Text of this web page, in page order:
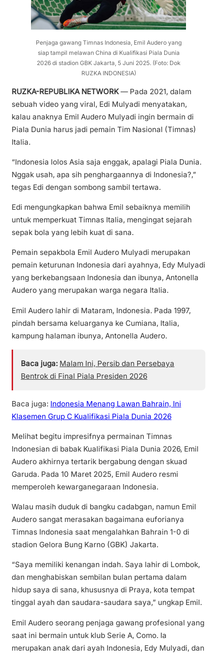
Penjaga gawang Timnas Indonesia, Emil Audero yang
siap tampil melawan China di Kualifikasi Piala Dunia
2026 di stadion GBK Jakarta, 5 Juni 2025. (Foto: Dok
RUZKA INDONESIA)
RUZKA-REPUBLIKA NETWORK— Pada 2021, dalam
sebuah video yang viral, Edi Mulyadi menyatakan,
kalau anaknya Emil Audero Mulyadi ingin bermain di
Piala Dunia harus jadi pemain Tim Nasional (Timnas)
Italia.
“Indonesia lolos Asia saja enggak, apalagi Piala Dunia.
Nggak usah, apa sih penghargaannya di Indonesia?,”
tegas Edi dengan sombong sambil tertawa.
Edi mengungkapkan bahwa Emil sebaiknya memilih
untuk memperkuat Timnas Italia, mengingat sejarah
sepak bola yang lebih kuat di sana.
Pemain sepakbola Emil Audero Mulyadi merupakan
pemain keturunan Indonesia dari ayahnya, Edy Mulyadi
yang berkebangsaan Indonesia dan ibunya, Antonella
Audero yang merupakan warga negara Italia.
Emil Audero lahir di Mataram, Indonesia. Pada 1997,
pindah bersama keluarganya ke Cumiana, Italia,
kampung halaman ibunya, Antonella Audero.
Baca juga: Malam Ini, Persib dan Persebaya
Bentrok di Final Piala Presiden 2026
Baca juga: Indonesia Menang Lawan Bahrain, Ini
Klasemen Grup C Kualifikasi Piala Dunia 2026
Melihat begitu impresifnya permainan Timnas
Indonesian di babak Kualifikasi Piala Dunia 2026, Emil
Audero akhirnya tertarik bergabung dengan skuad
Garuda. Pada 10 Maret 2025, Emil Audero resmi
memperoleh kewarganegaraan Indonesia.
Walau masih duduk di bangku cadabgan, namun Emil
Audero sangat merasakan bagaimana euforianya
Timnas Indonesia saat mengalahkan Bahrain 1-0 di
stadion Gelora Bung Karno (GBK) Jakarta.
“Saya memiliki kenangan indah. Saya lahir di Lombok,
dan menghabiskan sembilan bulan pertama dalam
hidup saya di sana, khususnya di Praya, kota tempat
tinggal ayah dan saudara-saudara saya,” ungkap Emil.
Emil Audero seorang penjaga gawang profesional yang
saat ini bermain untuk klub Serie A, Como. Ia
merupakan anak dari ayah Indonesia, Edy Mulyadi, dan